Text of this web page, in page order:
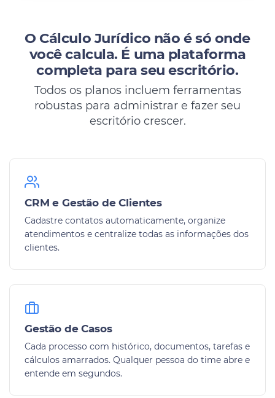
O Cálculo Jurídico não é só onde
você calcula. É uma plataforma
completa para seu escritório.
Todos os planos incluem ferramentas
robustas para administrar e fazer seu
escritório crescer.
CRM e Gestão de Clientes
Cadastre contatos automaticamente, organize
atendimentos e centralize todas as informações dos
clientes.
Gestão de Casos
Cada processo com histórico, documentos, tarefas e
cálculos amarrados. Qualquer pessoa do time abre e
entende em segundos.